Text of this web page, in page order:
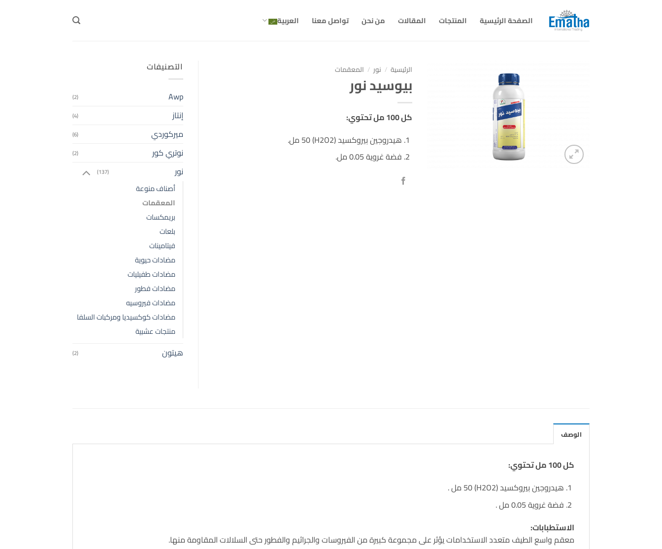
الصفحة الرئيسية المنتجات المقالات من نحن تواصل معنا العربية
الرئيسية / نور / المعقمات
بيوسيد نور
كل 100 مل تحتوي:
هيدروجين بيروكسيد (H2O2) 50 مل.
فضة غروية 0.05 مل.
التصنيفات
Awp
(2)
إنتاز (4)
ميركوردي (6)
نوتري كور (2)
نور (137)
أصناف منوعة
المعقمات
بريمكسات
بلعات
فيتامينات
مضادات حيوية
مضادات طفيليات
مضادات فطور
مضادات فيروسيه
مضادات كوكسيديا ومركبات السلفا
منتجات عشبية
هيتون (2)
الوصف
كل 100 مل تحتوي:
هيدروجين بيروكسيد (H2O2) 50 مل .
فضة غروية 0.05 مل .
الاستطبابات:
معقم واسع الطيف متعدد الاستخدامات يؤثر على مجموعة كبيرة من الفيروسات والجراثيم والفطور حتى السلالات المقاومة منها.